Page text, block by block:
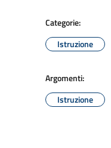
Categorie:
Istruzione
Argomenti:
Istruzione